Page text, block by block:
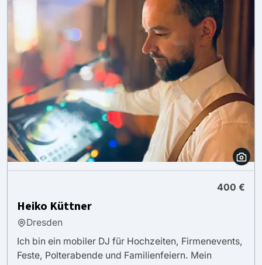
400 €
Heiko Küttner
Dresden
Ich bin ein mobiler DJ für Hochzeiten, Firmenevents,
Feste, Polterabende und Familienfeiern. Mein